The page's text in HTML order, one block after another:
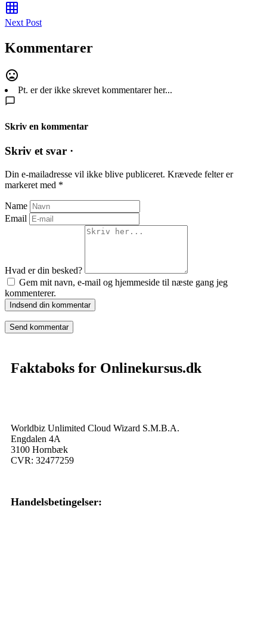
Next Post
Kommentarer
Pt. er der ikke skrevet kommentarer her...
Skriv en kommentar
Skriv et svar ·
Din e-mailadresse vil ikke blive publiceret. Krævede felter er
markeret med *
Name
Email
Hvad er din besked?
Gem mit navn, e-mail og hjemmeside til næste gang jeg
kommenterer.
Indsend din kommentar
Faktaboks for Onlinekursus.dk
Worldbiz Unlimited Cloud Wizard S.M.B.A.
Engdalen 4A
3100 Hornbæk
CVR: 32477259
Handelsbetingelser: